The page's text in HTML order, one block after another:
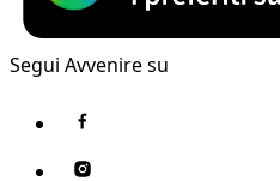
Segui Avvenire su